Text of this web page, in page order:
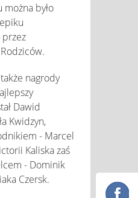
można było
przez
nagrody
Dawid
Kwidzyn,
- Marcel
Kaliska zaś
- Dominik
Czersk.